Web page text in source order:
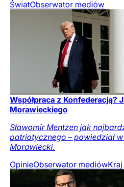
ŚwiatObserwator mediów
Współpraca z Konfederacją?
Morawieckiego
Sławomir Mentzen jak
patriotycznego – powiedział
Morawiecki.
OpinieObserwator mediówKraj